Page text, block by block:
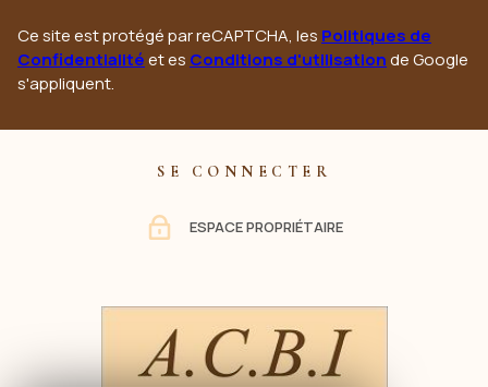
Ce site est protégé par reCAPTCHA, les Politiques de
Confidentialitéet es Conditions d'utilisationde Google
s'appliquent.
SE CONNECTER
ESPACE PROPRIÉTAIRE